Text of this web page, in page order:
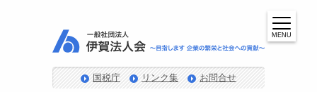
国税庁 リンク集 お問合せ
MENU